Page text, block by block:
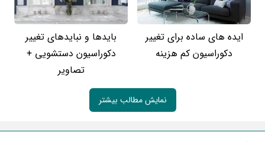
ایده های ساده برای تغییر
دکوراسیون کم هزینه
بایدها و نبایدهای تغییر
دکوراسیون دستشویی +
تصاویر
نمایش مطالب بیشتر